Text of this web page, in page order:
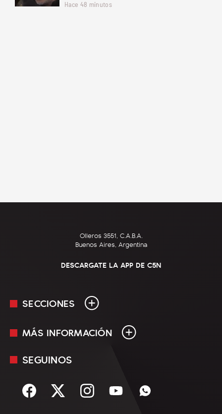
Hace 48 minutos
Olleros 3551, C.A.B.A.
Buenos Aires, Argentina
DESCARGATE LA APP DE C5N
SECCIONES
En Vivo
Sociedad
MÁS INFORMACIÓN
Mediakit
Términos y condiciones
SEGUINOS